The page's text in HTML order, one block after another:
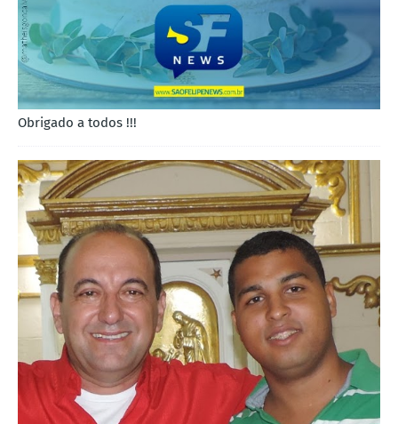
Obrigado a todos !!!